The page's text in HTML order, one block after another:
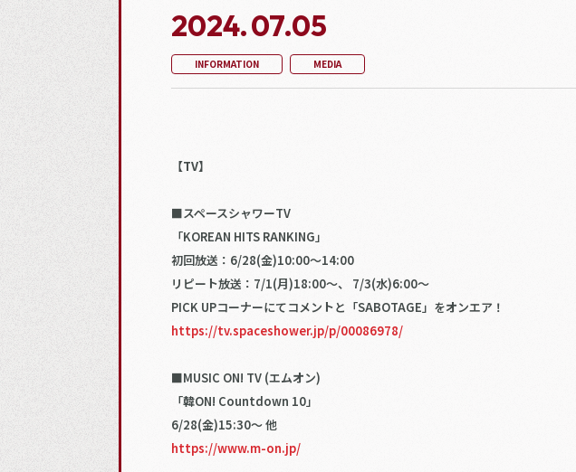
2024.07.05
INFORMATION MEDIA
【TV】
■スペースシャワーTV
「KOREAN HITS RANKING」
初回放送：6/28(金)10:00～14:00
リピート放送：7/1(月)18:00～、 7/3(水)6:00～
PICK UPコーナーにてコメントと「SABOTAGE」をオンエア！
https://tv.spaceshower.jp/p/00086978/
■MUSIC ON! TV (エムオン)
「韓ON! Countdown 10」
6/28(金)15:30〜 他
https://www.m-on.jp/​